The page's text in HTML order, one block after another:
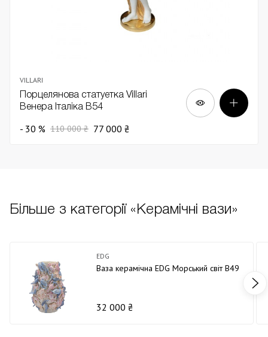
VILLARI
Порцелянова статуетка Villari
Венера Італіка В54
- 30 % 110 000 ₴ 77 000 ₴
Більше з категорії «Керамічні вази»
EDG
Ваза керамічна EDG Морський світ В49
32 000 ₴